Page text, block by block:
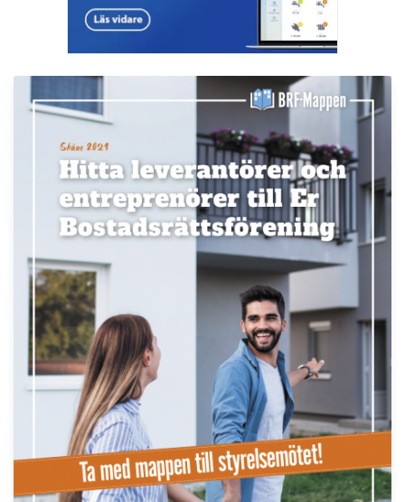
LÄS BRF-MAPPEN >>
Nyhetsbrev
Håll dig uppdaterad med de senasteBRF-nyheterna
PRENUMERERA
ANNONS